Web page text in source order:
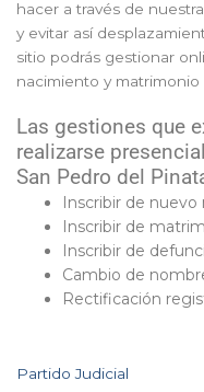
hacer a través de
y evitar así
sitio podrás gestionar
nacimiento y
Las gestiones que
realizarse
San Pedro del
Inscribir de nuevo
Inscribir de
Inscribir de
Cambio de
Rectificación
Partido Judicial